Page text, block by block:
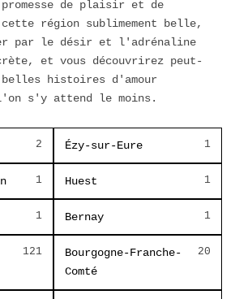
de plaisir et de
région sublimement belle,
par le désir et l'adrénaline
et vous découvrirez peut-
histoires d'amour
l'on s'y attend le moins.
2 Ézy-sur-Eure 1
1 Huest 1
1 Bernay 1
121
Bourgogne-Franche-
Comté
20